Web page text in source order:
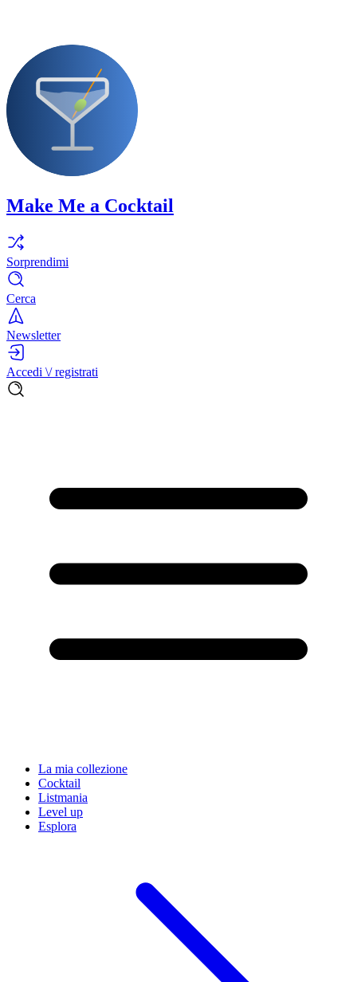
Make Me a Cocktail
Sorprendimi
Cerca
Newsletter
Accedi \/ registrati
La mia collezione
Cocktail
Listmania
Level up
Esplora